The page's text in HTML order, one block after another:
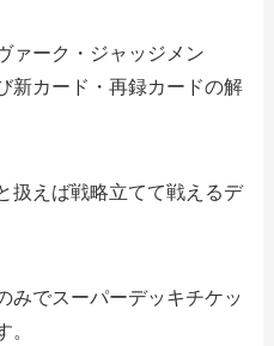
ァーク・ジャッジメン
新カード・再録カードの解
扱えば戦略立てて戦えるデ
みでスーパーデッキチケッ
。